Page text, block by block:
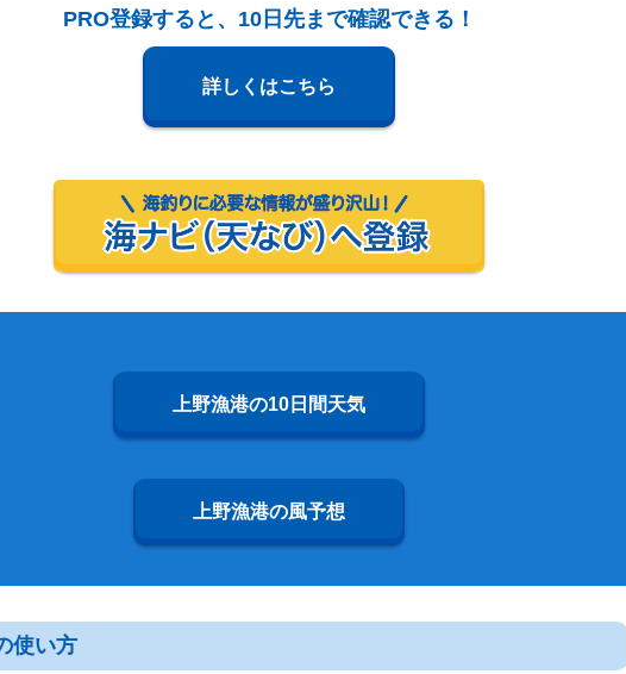
PRO登録すると、10日先まで確認できる！
詳しくはこちら
上野漁港の10日間天気
上野漁港の風予想
使い方